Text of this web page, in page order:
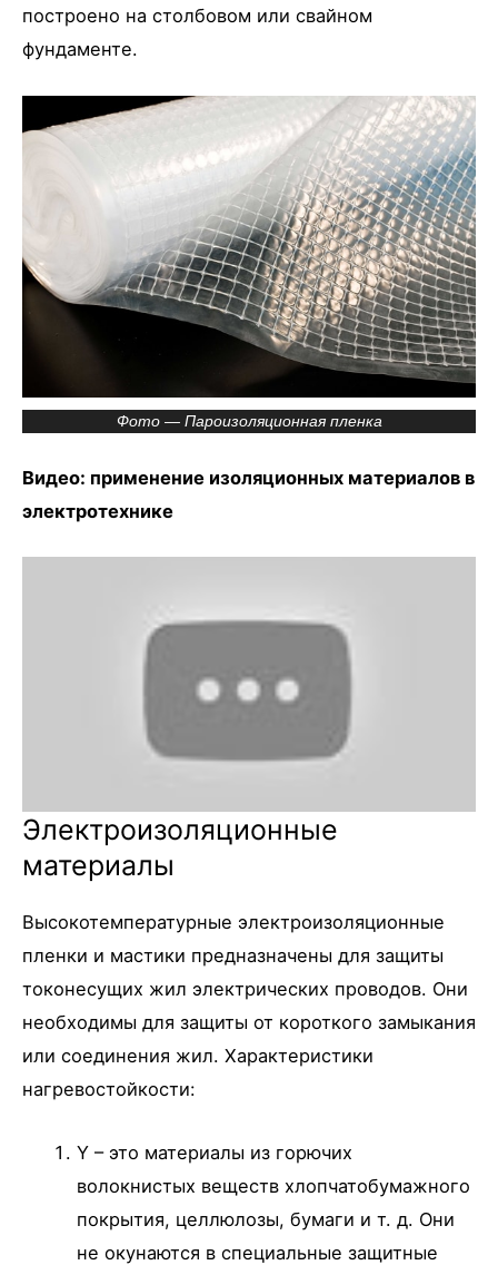
построено на столбовом или свайном
фундаменте.
Фото — Пароизоляционная пленка
Видео: применение изоляционных материалов в
электротехнике
Электроизоляционные
материалы
Высокотемпературные электроизоляционные
пленки и мастики предназначены для защиты
токонесущих жил электрических проводов. Они
необходимы для защиты от короткого замыкания
или соединения жил. Характеристики
нагревостойкости:
Y – это материалы из горючих
волокнистых веществ хлопчатобумажного
покрытия, целлюлозы, бумаги и т. д. Они
не окунаются в специальные защитные